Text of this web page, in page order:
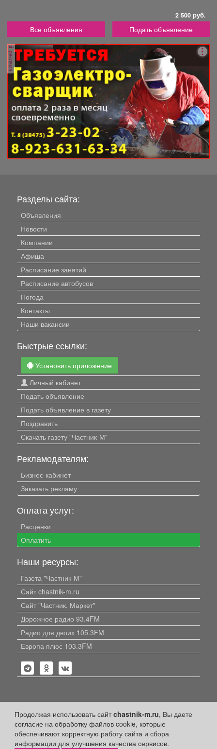
2 500 руб.
Все объявления Подать объявление
реклама
Продолжая использовать сайтchastnik-m.ru, Вы даете
согласие на обработку файлов cookie, которые
обеспечивают корректную работу сайта и сбора
информации для улучшения качества сервисов.
Разделы сайта:
Объявления
Новости
Компании
Афиша
Расписание занятий
Расписание автобусов
Погода
Контакты
Наши вакансии
Быстрые ссылки:
Установить приложение
Личный кабинет
Подать объявление
Подать объявление в газету
Поздравить
Скачать газету "Частник-М"
Рекламодателям:
Бизнес-кабинет
Заказать рекламу
Оплата услуг:
Расценки
Оплатить
Наши ресурсы:
Газета "Частник-М"
Сайт chastnik-m.ru
Сайт "Частник. Маркет"
Дорожное радио 93.4FM
Радио для двоих 105.3FM
Европа плюс 103.3FM
Политика конфиденциальности
Публикации с пометкой «Реклама», «На правах рекламы»,
«Партнёрский проект» оплачены рекламодателем.
Редакция сайта не несет ответственности за достоверность